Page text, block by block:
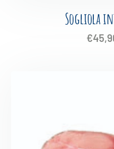
Sogliola
€